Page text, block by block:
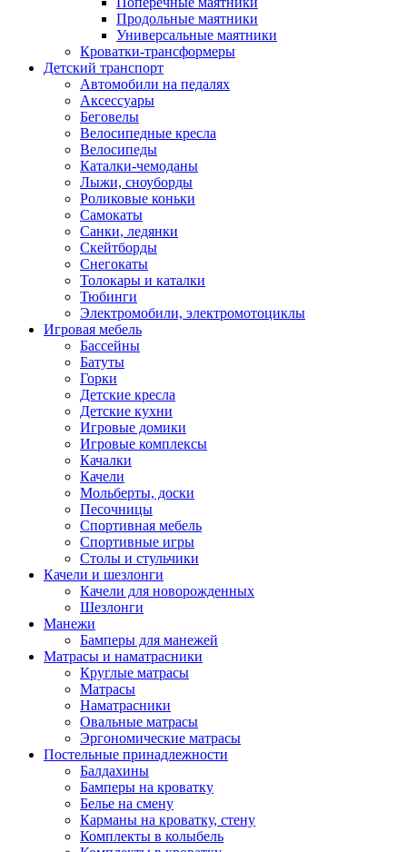
Продольные маятники
Универсальные маятники
Кроватки-трансформеры
Детский транспорт
Автомобили на педалях
Аксессуары
Беговелы
Велосипедные кресла
Велосипеды
Каталки-чемоданы
Лыжи, сноуборды
Роликовые коньки
Самокаты
Санки, ледянки
Скейтборды
Снегокаты
Толокары и каталки
Тюбинги
Электромобили, электромотоциклы
Игровая мебель
Бассейны
Батуты
Горки
Детские кресла
Детские кухни
Игровые домики
Игровые комплексы
Качалки
Качели
Мольберты, доски
Песочницы
Спортивная мебель
Спортивные игры
Столы и стульчики
Качели и шезлонги
Качели для новорожденных
Шезлонги
Манежи
Бамперы для манежей
Матрасы и наматрасники
Круглые матрасы
Матрасы
Наматрасники
Овальные матрасы
Эргономические матрасы
Постельные принадлежности
Балдахины
Бамперы на кроватку
Белье на смену
Карманы на кроватку, стену
Комплекты в колыбель